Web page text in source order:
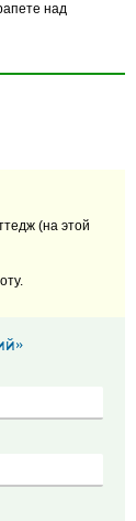
над
(на этой